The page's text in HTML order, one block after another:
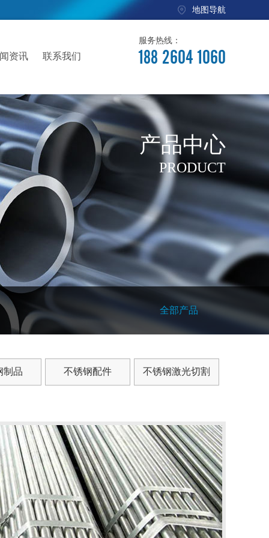
地图导航
服务热线：
188 2604 1060
资讯 联系我们
产品中心
PRODUCT
全部产品
制品 不锈钢配件 不锈钢激光切割